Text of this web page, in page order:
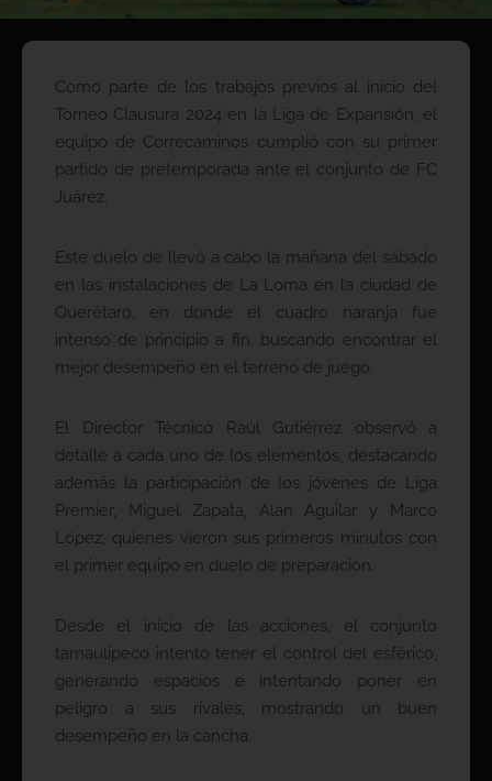
Como parte de los trabajos previos al inicio del
Torneo Clausura 2024 en la Liga de Expansión, el
equipo de Correcaminos cumplió con su primer
partido de pretemporada ante el conjunto de FC
Juárez.
Este duelo de llevó a cabo la mañana del sábado
en las instalaciones de La Loma en la ciudad de
Querétaro, en donde el cuadro naranja fue
intenso de principio a fin, buscando encontrar el
mejor desempeño en el terreno de juego.
El Director Técnico Raúl Gutiérrez observó a
detalle a cada uno de los elementos, destacando
además la participación de los jóvenes de Liga
Premier, Miguel Zapata, Alan Aguilar y Marco
López, quienes vieron sus primeros minutos con
el primer equipo en duelo de preparación.
Desde el inicio de las acciones, el conjunto
tamaulipeco intentó tener el control del esférico,
generando espacios e intentando poner en
peligro a sus rivales, mostrando un buen
desempeño en la cancha.